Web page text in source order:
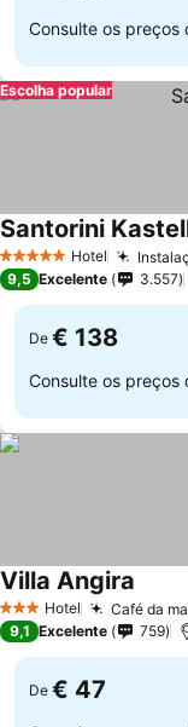
Consulte os preços
Escolha popular
5 Estrelas Hotel
Santorini
9,5 Excelente 3.557
De € 138
Consulte os preços
3 EstrelasHotel Café da
Villa Angira
9,1 Excelente 759
De € 47